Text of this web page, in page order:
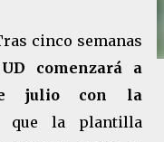
cinco semanas
comenzará a
julio con la
que la plantilla